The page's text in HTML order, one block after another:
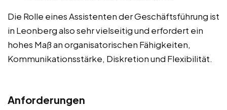
Die Rolle eines Assistenten der Geschäftsführung ist
in Leonberg also sehr vielseitig und erfordert ein
hohes Maß an organisatorischen Fähigkeiten,
Kommunikationsstärke, Diskretion und Flexibilität.
Anforderungen